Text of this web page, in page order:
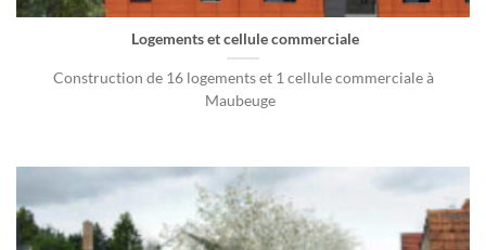
Logements et cellule commerciale
Construction de 16 logements et 1 cellule commerciale à
Maubeuge